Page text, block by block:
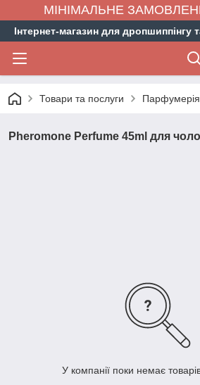
МІНІМАЛЬНЕ
Інтернет-магазин для дропшиппінгу
Товари та послуги Парфумерія
Pheromone Perfume 45ml для
У компанії поки немає